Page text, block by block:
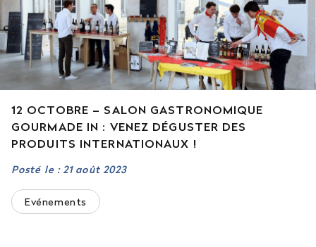
VIE ÉTUDIANTE
ENTREPRISE
12 OCTOBRE – SALON GASTRONOMIQUE
GOURMADE IN : VENEZ DÉGUSTER DES
PRODUITS INTERNATIONAUX !
Posté le : 21 août 2023
Evénements
Avez-vous des journées portes ouvertes ?
Quelle est la différence entre un bachelor et
une licence ?
Est-ce que vous proposez des bourses ?
année ?
Quelles sont les poursuites d’études ?